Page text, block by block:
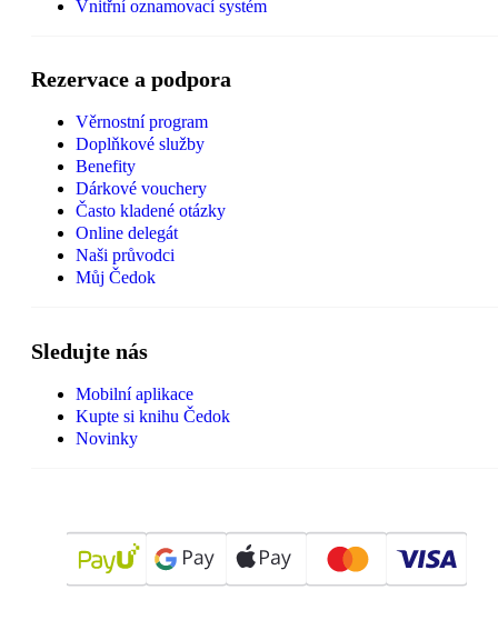
Vnitřní oznamovací systém
Rezervace a podpora
Věrnostní program
Doplňkové služby
Benefity
Dárkové vouchery
Často kladené otázky
Online delegát
Naši průvodci
Můj Čedok
Sledujte nás
Mobilní aplikace
Kupte si knihu Čedok
Novinky